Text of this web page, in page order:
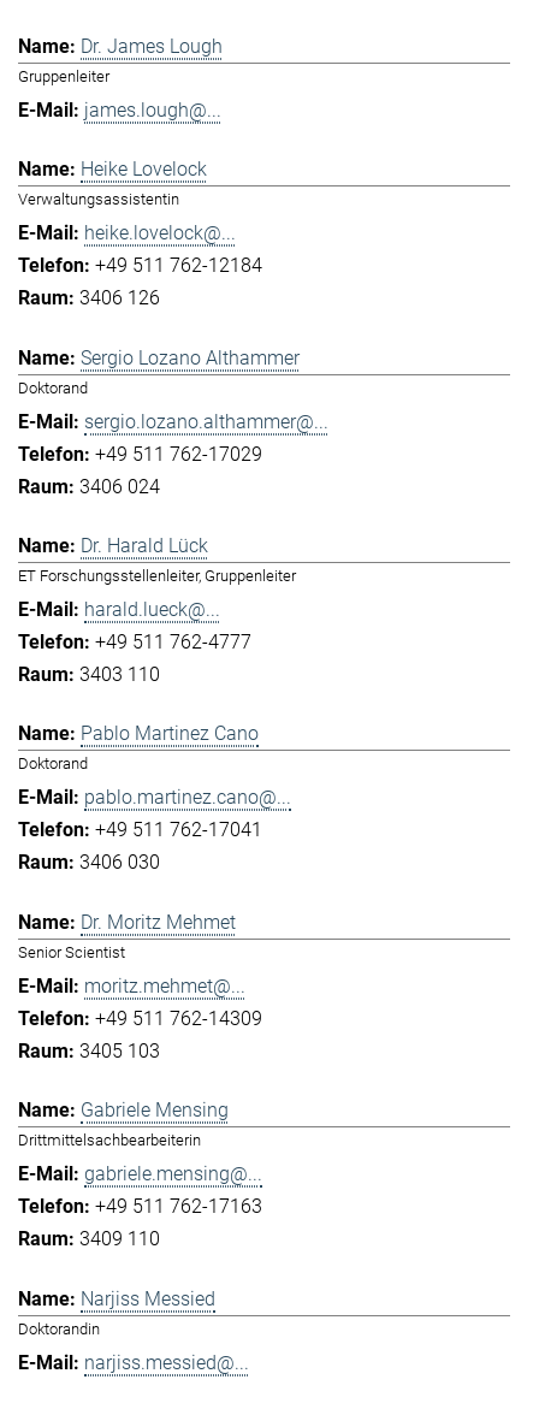
Dr. James Lough
Gruppenleiter
james.lough@...
Heike Lovelock
Verwaltungsassistentin
heike.lovelock@...
+49 511 762-12184
3406 126
Sergio Lozano Althammer
Doktorand
sergio.lozano.althammer@...
+49 511 762-17029
3406 024
Dr. Harald Lück
ET Forschungsstellenleiter, Gruppenleiter
harald.lueck@...
+49 511 762-4777
3403 110
Pablo Martinez Cano
Doktorand
pablo.martinez.cano@...
+49 511 762-17041
3406 030
Dr. Moritz Mehmet
Senior Scientist
moritz.mehmet@...
+49 511 762-14309
3405 103
Gabriele Mensing
Drittmittelsachbearbeiterin
gabriele.mensing@...
+49 511 762-17163
3409 110
Narjiss Messied
Doktorandin
narjiss.messied@...